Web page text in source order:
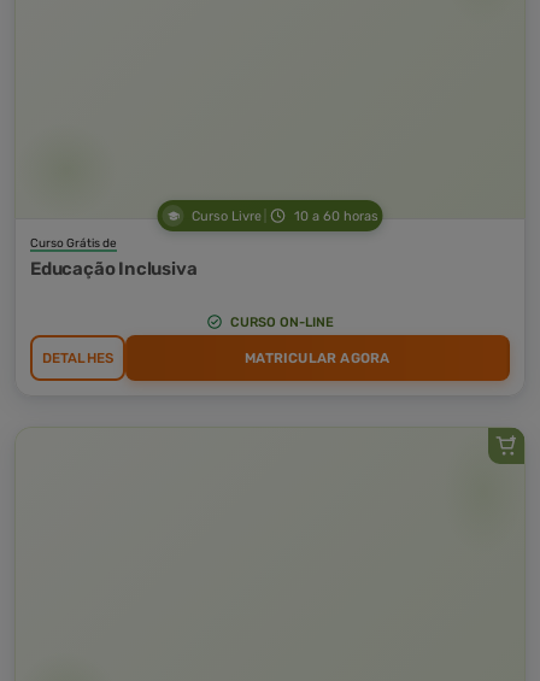
Curso Livre 10 a 60 horas
Curso Grátis de
Educação Inclusiva
CURSO ON-LINE
DETALHES MATRICULAR AGORA